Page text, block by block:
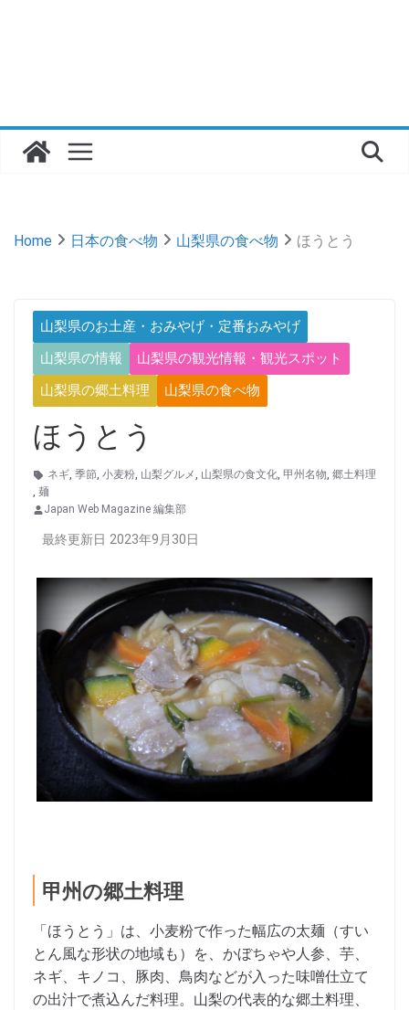
Home 日本の食べ物 山梨県の食べ物 ほうとう
山梨県のお土産・おみやげ・定番おみやげ
山梨県の情報
山梨県の観光情報・観光スポット
山梨県の郷土料理
山梨県の食べ物
ほうとう
ネギ, 季節, 小麦粉, 山梨グルメ, 山梨県の食文化, 甲州名物, 郷土料理
, 麺
Japan Web Magazine 編集部
最終更新日 2023年9月30日
甲州の郷土料理
「ほうとう」は、小麦粉で作った幅広の太麺（すい
とん風な形状の地域も）を、かぼちゃや人参、芋、
ネギ、キノコ、豚肉、鳥肉などが入った味噌仕立て
の出汁で煮込んだ料理。山梨の代表的な郷土料理、